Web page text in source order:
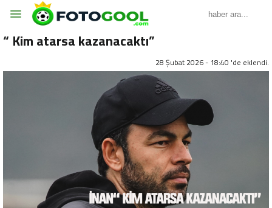
“ Kim atarsa kazanacaktı”
28 Şubat 2026 - 18:40 'de eklendi.